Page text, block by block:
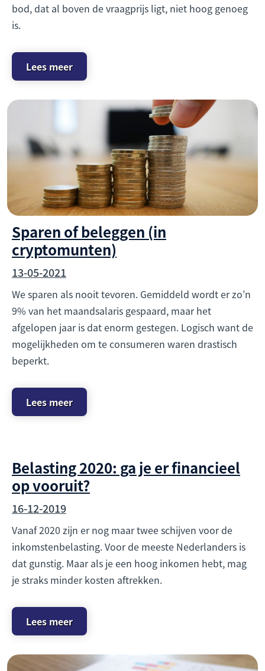
bod, dat al boven de vraagprijs ligt, niet hoog genoeg
is.
Lees meer
Sparen of beleggen (in
cryptomunten)
13-05-2021
We sparen als nooit tevoren. Gemiddeld wordt er zo’n
9% van het maandsalaris gespaard, maar het
afgelopen jaar is dat enorm gestegen. Logisch want de
mogelijkheden om te consumeren waren drastisch
beperkt.
Lees meer
Belasting 2020: ga je er financieel
op vooruit?
16-12-2019
Vanaf 2020 zijn er nog maar twee schijven voor de
inkomstenbelasting. Voor de meeste Nederlanders is
dat gunstig. Maar als je een hoog inkomen hebt, mag
je straks minder kosten aftrekken.
Lees meer